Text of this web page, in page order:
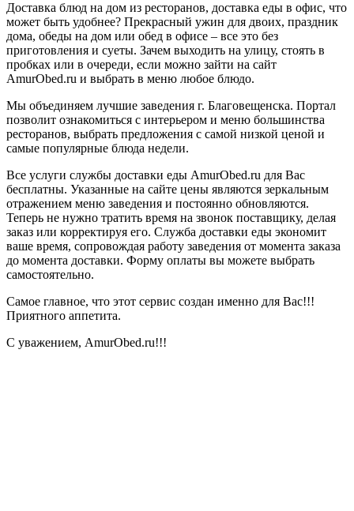
Доставка блюд на дом из ресторанов, доставка еды в офис, что
может быть удобнее? Прекрасный ужин для двоих, праздник
дома, обеды на дом или обед в офисе – все это без
приготовления и суеты. Зачем выходить на улицу, стоять в
пробках или в очереди, если можно зайти на сайт
AmurObed.ru и выбрать в меню любое блюдо.
Мы объединяем лучшие заведения г. Благовещенска. Портал
позволит ознакомиться с интерьером и меню большинства
ресторанов, выбрать предложения с самой низкой ценой и
самые популярные блюда недели.
Все услуги службы доставки еды AmurObed.ru для Вас
бесплатны. Указанные на сайте цены являются зеркальным
отражением меню заведения и постоянно обновляются.
Теперь не нужно тратить время на звонок поставщику, делая
заказ или корректируя его. Служба доставки еды экономит
ваше время, сопровождая работу заведения от момента заказа
до момента доставки. Форму оплаты вы можете выбрать
самостоятельно.
Самое главное, что этот сервис создан именно для Вас!!!
Приятного аппетита.
С уважением, AmurObed.ru!!!